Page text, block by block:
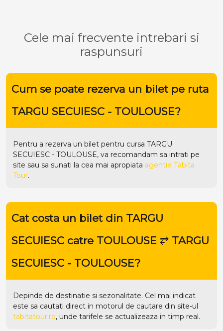
Cele mai frecvente intrebari si
raspunsuri
Cum se poate rezerva un bilet pe ruta
TARGU SECUIESC - TOULOUSE?
Pentru a rezerva un bilet pentru cursa TARGU
SECUIESC - TOULOUSE, va recomandam sa intrati pe
site sau sa sunati la cea mai apropiata agentie Tabita
Tour.
Cat costa un bilet din TARGU
SECUIESC catre TOULOUSE ⥂ TARGU
SECUIESC - TOULOUSE?
Depinde de destinatie si sezonalitate. Cel mai indicat
este sa cautati direct in motorul de cautare din site-ul
tabitatour.ro, unde tarifele se actualizeaza in timp real.